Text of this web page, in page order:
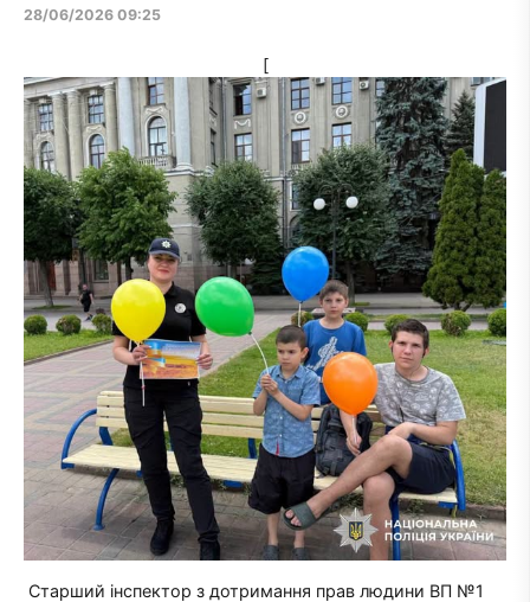
28/06/2026 09:25
[
Старший інспектор з дотримання прав людини ВП №1